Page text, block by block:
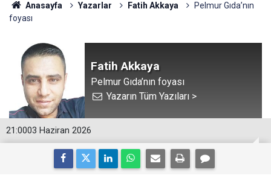
Anasayfa Yazarlar Fatih Akkaya
Pelmur Gıda’nın
foyası
Fatih Akkaya
Pelmur Gıda’nın foyası
Yazarın Tüm Yazıları >
21:0003 Haziran 2026